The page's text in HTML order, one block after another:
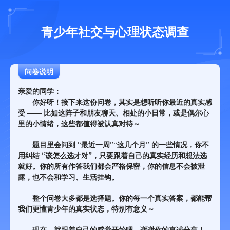
青少年社交与心理状态调查
问卷说明
亲爱的同学：
你好呀！接下来这份问卷，其实是想听听你最近的真实感
受 —— 比如这阵子和朋友聊天、相处的小日常，或是偶尔心
里的小情绪，这些都值得被认真对待～
题目里会问到 “最近一周”“这几个月” 的一些情况，你不
用纠结 “该怎么选才对”，只要跟着自己的真实经历和想法选
就好。你的所有作答我们都会严格保密，你的信息不会被泄
露，也不会和学习、生活挂钩。
整个问卷大多都是选择题。你的每一个真实答案，都能帮
我们更懂青少年的真实状态，特别有意义～